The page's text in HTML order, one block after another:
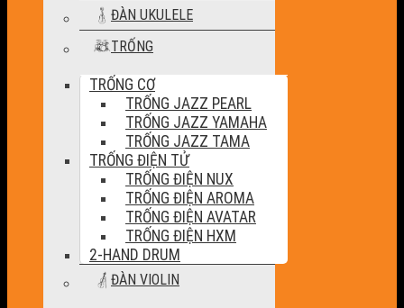
ĐÀN UKULELE
TRỐNG
TRỐNG CƠ
TRỐNG JAZZ PEARL
TRỐNG JAZZ YAMAHA
TRỐNG JAZZ TAMA
TRỐNG ĐIỆN TỬ
TRỐNG ĐIỆN NUX
TRỐNG ĐIỆN AROMA
TRỐNG ĐIỆN AVATAR
TRỐNG ĐIỆN HXM
2-HAND DRUM
ĐÀN VIOLIN